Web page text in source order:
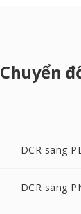
Chuyển
DCR sang
DCR sang